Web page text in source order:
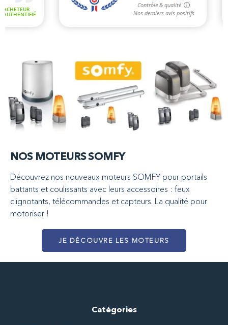
NOS MOTEURS SOMFY
Découvrez nos nouveaux moteurs SOMFY pour portails
battants et coulissants avec leurs accessoires : feux
clignotants, télécommandes et capteurs. La qualité pour
motoriser !
JE DÉCOUVRE LES MOTEURS
Catégories